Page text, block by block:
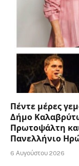
Πέντε μέρες
Δήμο
Πρωτοψάλτη
Πανελλήνιο
6 Αυγούστου 2026